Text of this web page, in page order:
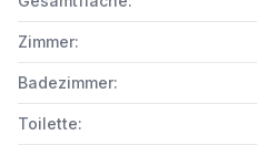
Zimmer:
Badezimmer:
Toilette: